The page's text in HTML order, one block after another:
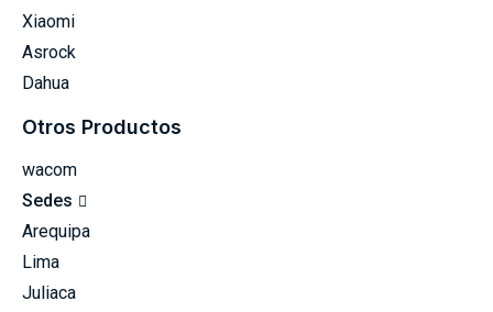
Xiaomi
Asrock
Dahua
Otros Productos
wacom
Sedes
Arequipa
Lima
Juliaca